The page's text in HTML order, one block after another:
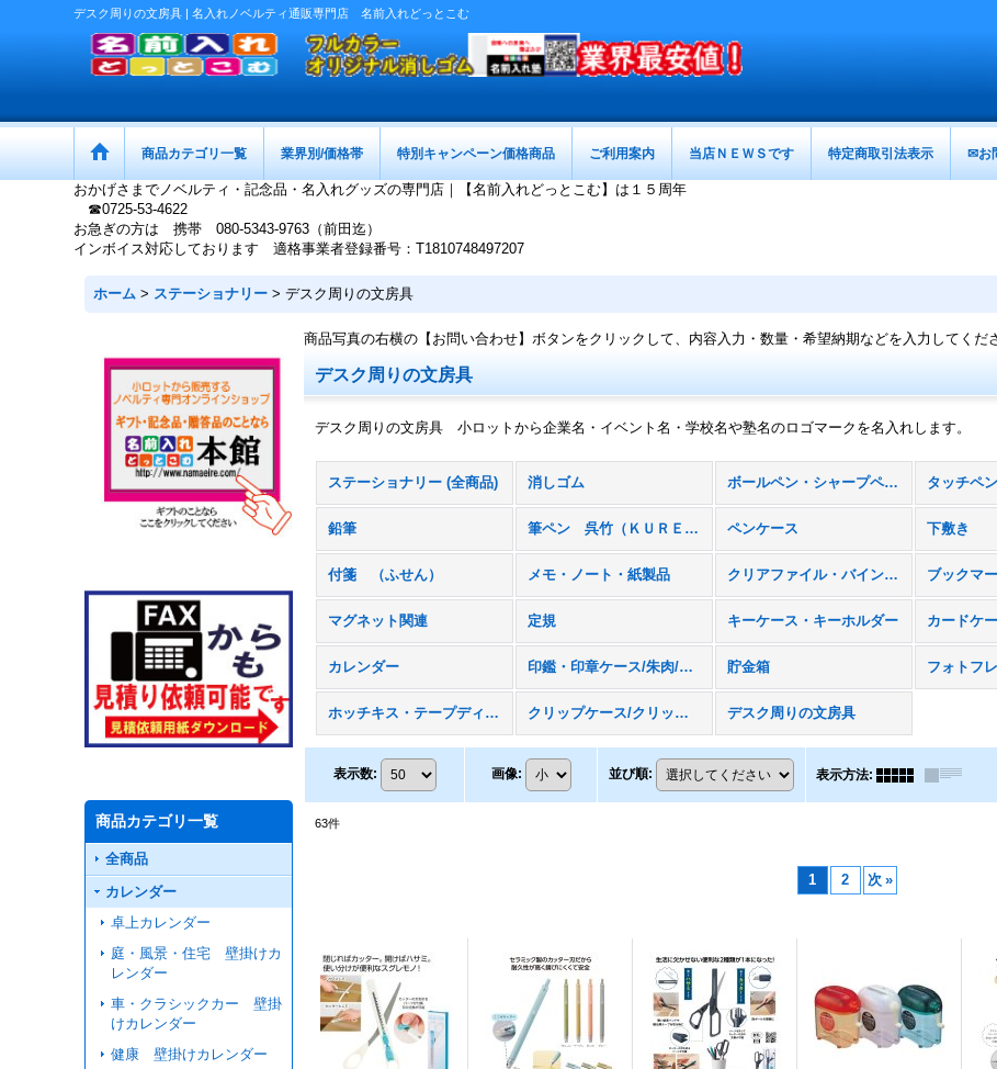
デスク周りの文房具 | 名入れノベルティ通販専門店 名前入れどっとこむ
商品カテゴリ一覧 業界別/価格帯 特別キャンペーン価格商品 ご利用案内 当店ＮＥＷＳです 特定商取引法表示 ✉お
おかげさまでノベルティ・記念品・名入れグッズの専門店｜【名前入れどっとこむ】は１５周年
☎0725-53-4622
お急ぎの方は 携帯 080-5343-9763（前田迄）
インボイス対応しております 適格事業者登録番号：T1810748497207
ホーム > ステーショナリー > デスク周りの文房具
商品カテゴリ一覧
全商品
カレンダー
卓上カレンダー
庭・風景・住宅 壁掛けカ
レンダー
車・クラシックカー 壁掛
けカレンダー
健康 壁掛けカレンダー
商品写真の右横の【お問い合わせ】ボタンをクリックして、内容入力・数量・希望納期などを入力してく
デスク周りの文房具
デスク周りの文房具 小ロットから企業名・イベント名・学校名や塾名のロゴマークを名入れします。
ステーショナリー (全商品) 消しゴム ボールペン・シャープペン・万年筆・他 タッチペ
鉛筆 筆ペン 呉竹（ＫＵＲＥＴＡＫＥ） ペンケース 下敷き
付箋 （ふせん） メモ・ノート・紙製品 クリアファイル・バインダー・手帳
マグネット関連 定規 キーケース・キーホルダー カードケ
カレンダー 印鑑・印章ケース/朱肉/捺印マット 貯金箱 フォトフ
ホッチキス・テープディスペンサー クリップケース/クリップホルダー デスク周りの文房具
表示数: 画像: 並び順: 表示方法:
63件
1 2 次 »